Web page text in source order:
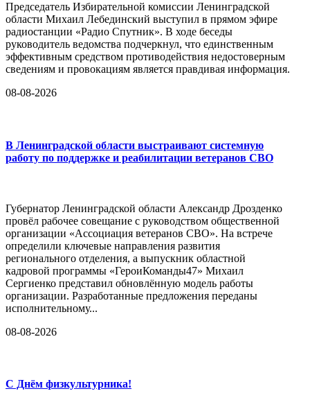
Председатель Избирательной комиссии Ленинградской
области Михаил Лебединский выступил в прямом эфире
радиостанции «Радио Спутник». В ходе беседы
руководитель ведомства подчеркнул, что единственным
эффективным средством противодействия недостоверным
сведениям и провокациям является правдивая информация.
08-08-2026
В Ленинградской области выстраивают системную
работу по поддержке и реабилитации ветеранов СВО
Губернатор Ленинградской области Александр Дрозденко
провёл рабочее совещание с руководством общественной
организации «Ассоциация ветеранов СВО». На встрече
определили ключевые направления развития
регионального отделения, а выпускник областной
кадровой программы «ГероиКоманды47» Михаил
Сергиенко представил обновлённую модель работы
организации. Разработанные предложения переданы
исполнительному...
08-08-2026
С Днём физкультурника!